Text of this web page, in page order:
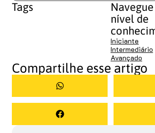
Tags
nível de
Iniciante
Intermediário
Avançado
Compartilhe esse artigo